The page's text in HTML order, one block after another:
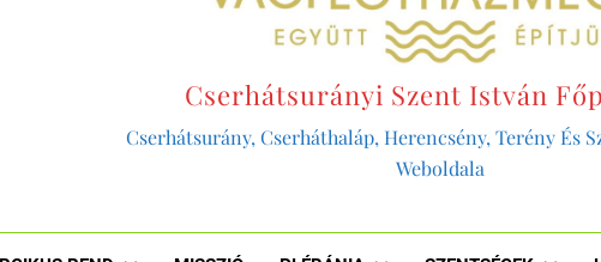
Cserhátsurányi Szent István
Cserhátsurány, Cserháthaláp, Herencsény, Terény És
Weboldala